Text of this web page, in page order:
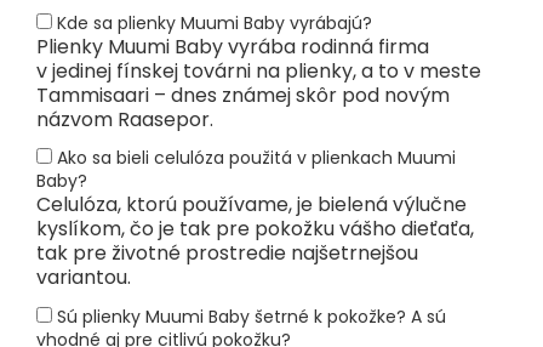
Kde sa plienky Muumi Baby vyrábajú?
Plienky Muumi Baby vyrába rodinná firma
v jedinej fínskej továrni na plienky, a to v meste
Tammisaari – dnes známej skôr pod novým
názvom Raasepor.
Ako sa bieli celulóza použitá v plienkach Muumi
Baby?
Celulóza, ktorú používame, je bielená výlučne
kyslíkom, čo je tak pre pokožku vášho dieťaťa,
tak pre životné prostredie najšetrnejšou
variantou.
Sú plienky Muumi Baby šetrné k pokožke? A sú
vhodné aj pre citlivú pokožku?